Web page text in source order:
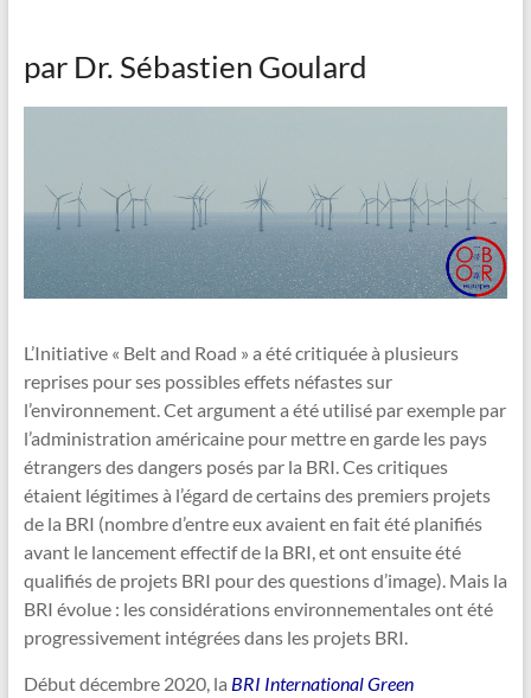
par Dr. Sébastien Goulard
L’Initiative « Belt and Road » a été critiquée à plusieurs
reprises pour ses possibles effets néfastes sur
l’environnement. Cet argument a été utilisé par exemple par
l’administration américaine pour mettre en garde les pays
étrangers des dangers posés par la BRI. Ces critiques
étaient légitimes à l’égard de certains des premiers projets
de la BRI (nombre d’entre eux avaient en fait été planifiés
avant le lancement effectif de la BRI, et ont ensuite été
qualifiés de projets BRI pour des questions d’image). Mais la
BRI évolue : les considérations environnementales ont été
progressivement intégrées dans les projets BRI.
Début décembre 2020, la BRI International Green